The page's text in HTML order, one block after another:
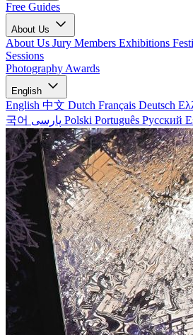
Free Guides
About Us
About Us Jury Members Exhibitions
Sessions
Photography Awards
English
English 中文 Dutch Français Deutsch
국어
Polski Português Русский